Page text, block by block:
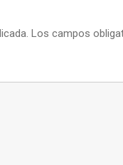
Los campos